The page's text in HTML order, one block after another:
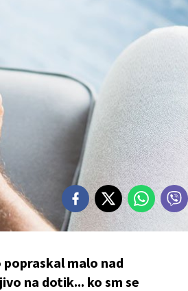
popraskal malo nad
na dotik... ko sm se